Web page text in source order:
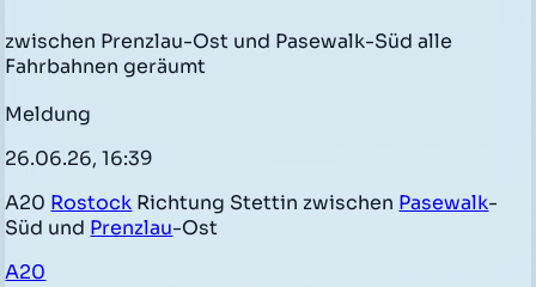
zwischen Prenzlau-Ost und Pasewalk-Süd alle
Fahrbahnen geräumt
Meldung
26.06.26, 16:39
A20 Rostock Richtung Stettin zwischen Pasewalk-
Süd und Prenzlau-Ost
A20